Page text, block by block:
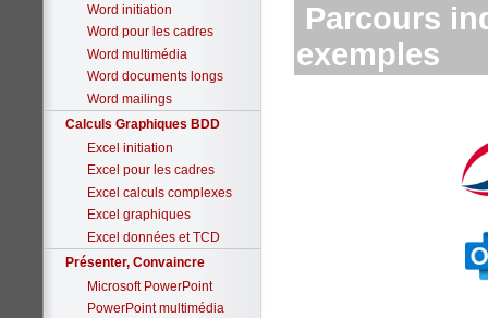
Word initiation
Word pour les cadres
Word multimédia
Word documents longs
Word mailings
Calculs Graphiques BDD
Excel initiation
Excel pour les cadres
Excel calculs complexes
Excel graphiques
Excel données et TCD
Présenter, Convaincre
Microsoft PowerPoint
PowerPoint multimédia
Parcours
exemples